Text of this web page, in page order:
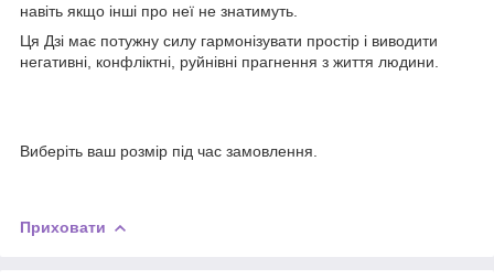
навіть якщо інші про неї не знатимуть.
Ця Дзі має потужну силу гармонізувати простір і виводити
негативні, конфліктні, руйнівні прагнення з життя людини.
Виберіть ваш розмір під час замовлення.
Приховати